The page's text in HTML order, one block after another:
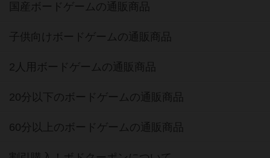
国産ボードゲームの通販商品
子供向けボードゲームの通販商品
2人用ボードゲームの通販商品
20分以下のボードゲームの通販商品
60分以上のボードゲームの通販商品